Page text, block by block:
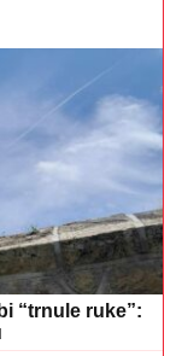
“trnule ruke”: